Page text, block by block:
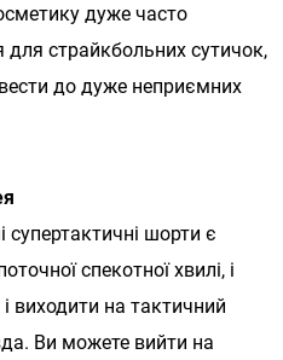
дуже часто
страйкбольних сутичок,
до дуже неприємних
шорти є
спекотної хвилі, і
виходити на тактичний
Ви можете вийти на